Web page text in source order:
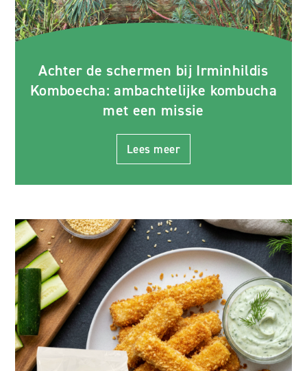
Achter de schermen bij Irminhildis
Komboecha: ambachtelijke kombucha
met een missie
Lees meer